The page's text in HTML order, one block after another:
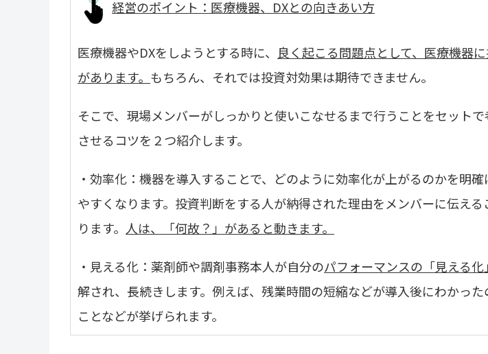
経営のポイント：医療機器、 DXとの向きあい方
医療機器やDXをしようとする時に、
良く起こる問題点として、医療機器
があります。 もちろん、それでは投資対効果は期待できません。
そこで、現場メンバーがしっかりと使いこなせるまで行うことをセット
させるコツを２つ紹介します。
・効率化：機器を導入することで、どのように効率化が上がるのかを明
やすくなります。投資判断をする人が納得された理由をメンバーに伝え
ります。 人は、「何故？」があると動きます。
・見える化：薬剤師や調剤事務本人が自分のパフォーマンスの「見える化」
解され、長続きします。例えば、残業時間の短縮などが導入後にわかっ
ことなどが挙げられます。